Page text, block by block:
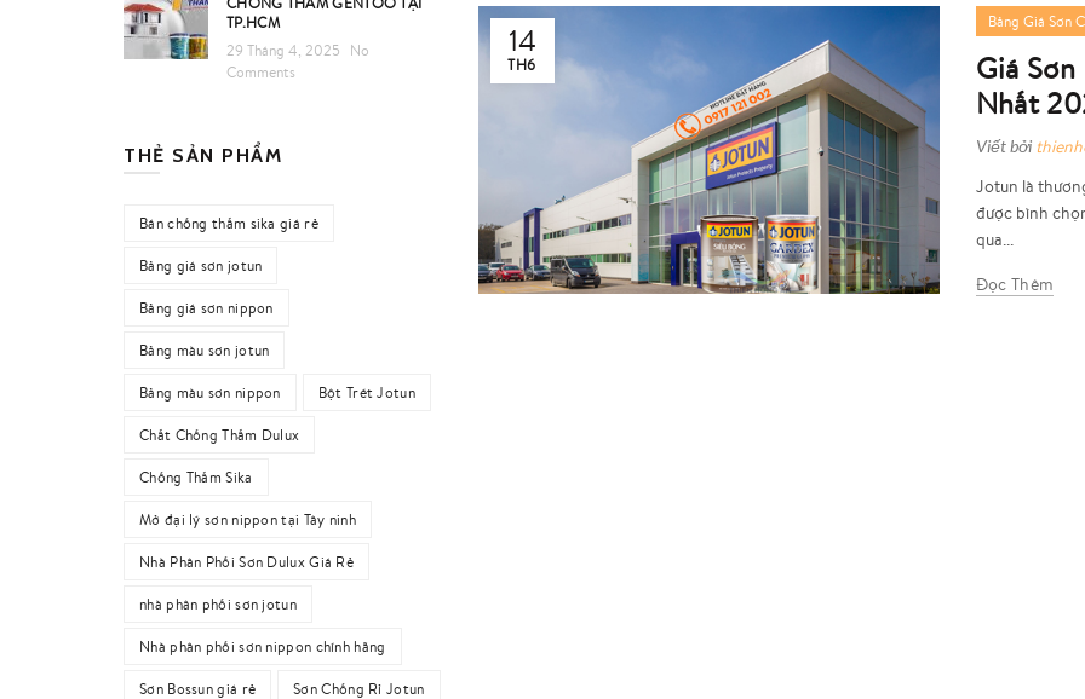
14
TH6
Bảng Giá Sơn
Giá
Nhất
Viết bởi
Jotun là
được bình
qua...
Đọc Thêm
TP.HCM
29 Tháng 4, 2025
No
Comments
THẺ SẢN PHẨM
Bán chống thấm sika giá rẻ
Bảng giá sơn jotun
Bảng giá sơn nippon
Bảng màu sơn jotun
Bảng màu sơn nippon Bột Trét Jotun
Chất Chống Thấm Dulux
Chống Thấm Sika
Mở đại lý sơn nippon tại Tây ninh
Nhà Phân Phối Sơn Dulux Giá Rẻ
nhà phân phối sơn jotun
Nhà phân phối sơn nippon chính hãng
Sơn Bossun giá rẻ Sơn Chống Rỉ Jotun